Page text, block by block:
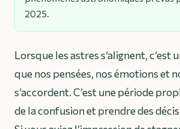
2025.
Lorsque les astres s’alignent, c’est
que nos pensées, nos émotions et
s’accordent. C’est une période
de la confusion et prendre des